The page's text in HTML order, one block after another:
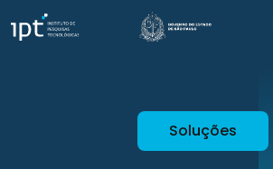
Soluções